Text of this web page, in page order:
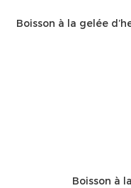
Boisson à la gelée
Boisson à